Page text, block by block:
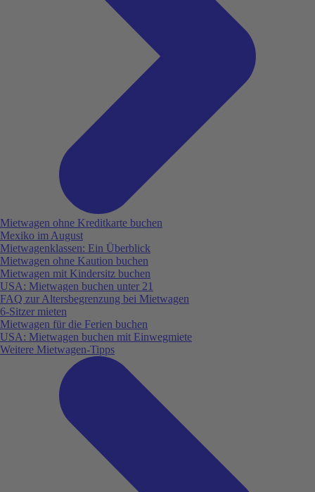
Mietwagen ohne Kreditkarte buchen
Mexiko im August
Mietwagenklassen: Ein Überblick
Mietwagen ohne Kaution buchen
Mietwagen mit Kindersitz buchen
USA: Mietwagen buchen unter 21
FAQ zur Altersbegrenzung bei Mietwagen
6-Sitzer mieten
Mietwagen für die Ferien buchen
USA: Mietwagen buchen mit Einwegmiete
Weitere Mietwagen-Tipps